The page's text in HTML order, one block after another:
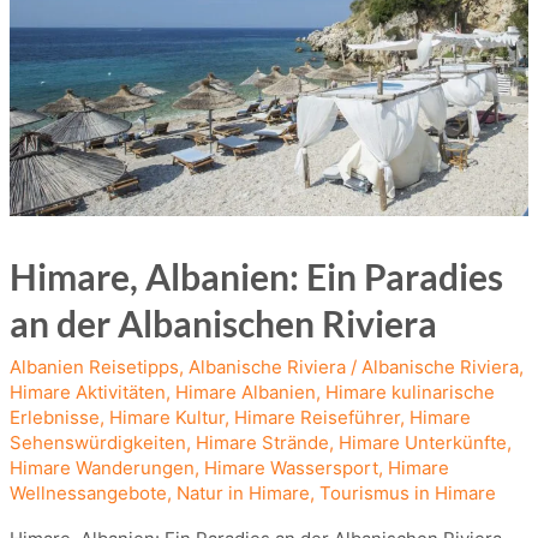
Himare, Albanien: Ein Paradies
an der Albanischen Riviera
Albanien Reisetipps,Albanische Riviera /Albanische Riviera,
Himare Aktivitäten, Himare Albanien, Himare kulinarische
Erlebnisse, Himare Kultur, Himare Reiseführer, Himare
Sehenswürdigkeiten, Himare Strände, Himare Unterkünfte,
Himare Wanderungen, Himare Wassersport, Himare
Wellnessangebote, Natur in Himare,Tourismus in Himare